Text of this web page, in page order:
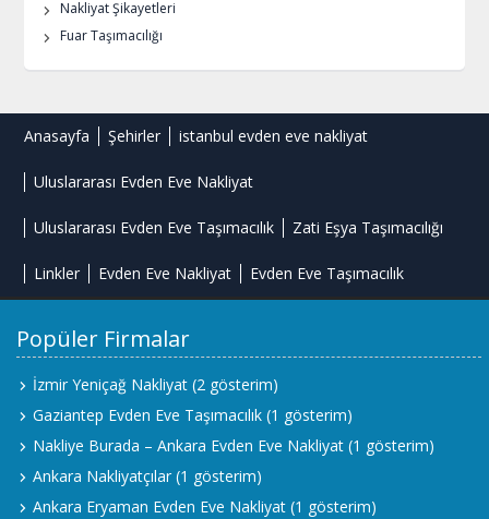
Nakliyat Şikayetleri
Fuar Taşımacılığı
Anasayfa Şehirler istanbul evden eve nakliyat
Uluslararası Evden Eve Nakliyat
Uluslararası Evden Eve Taşımacılık Zati Eşya Taşımacılığı
Linkler Evden Eve Nakliyat Evden Eve Taşımacılık
Popüler Firmalar
İzmir Yeniçağ Nakliyat (2 gösterim)
Gaziantep Evden Eve Taşımacılık (1 gösterim)
Nakliye Burada – Ankara Evden Eve Nakliyat (1 gösterim)
Ankara Nakliyatçılar (1 gösterim)
Ankara Eryaman Evden Eve Nakliyat (1 gösterim)